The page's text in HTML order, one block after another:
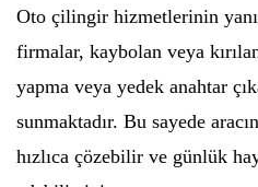
Oto çilingir hizmetlerinin yanı
firmalar, kaybolan veya
yapma veya yedek anahtar
sunmaktadır. Bu sayede
hızlıca çözebilir ve günlük